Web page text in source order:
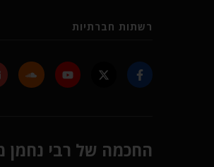
רשתות חברתיות
החכמה של רבי